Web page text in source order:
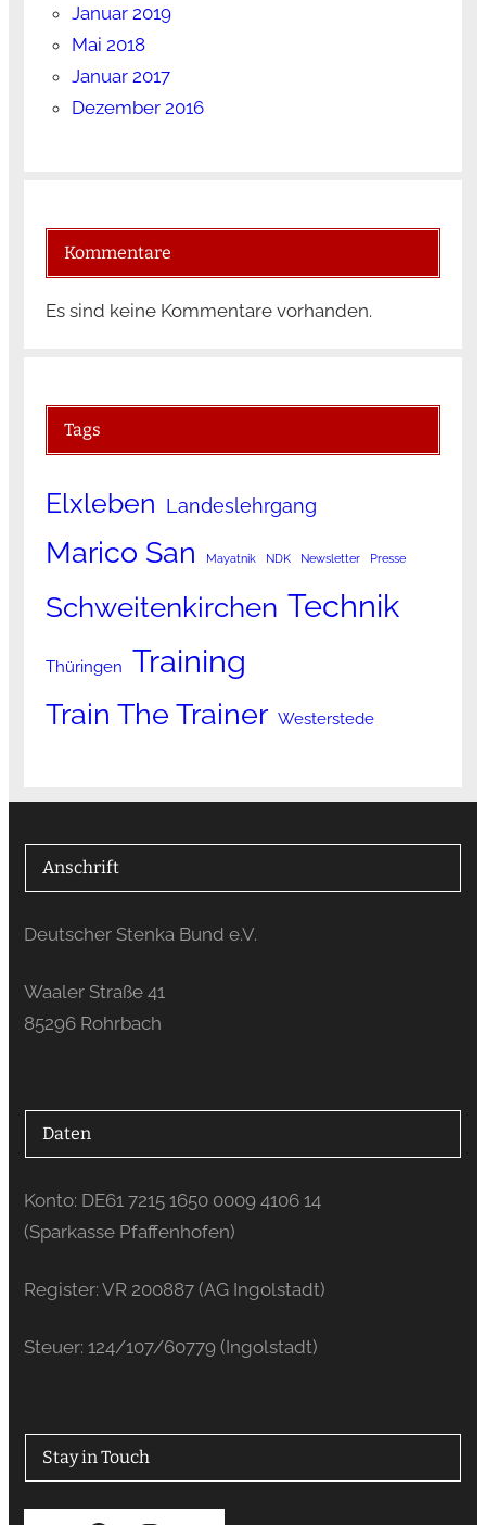
Januar 2019
Mai 2018
Januar 2017
Dezember 2016
Kommentare
Es sind keine Kommentare vorhanden.
Tags
Elxleben Landeslehrgang
Marico San Mayatnik NDK Newsletter Presse
Schweitenkirchen Technik
Thüringen Training
Train The Trainer Westerstede
Anschrift
Deutscher Stenka Bund e.V.
Waaler Straße 41
85296 Rohrbach
Daten
Konto: DE61 7215 1650 0009 4106 14
(Sparkasse Pfaffenhofen)
Register: VR 200887 (AG Ingolstadt)
Steuer: 124/107/60779 (Ingolstadt)
Stay in Touch